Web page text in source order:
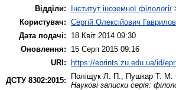
Відділи:
Інститут іноземної філології
Користувач: Сергій Олексійович
Дата подачі:
18 Квіт 2014 09:30
Оновлення:
15 Серп 2015 09:16
URI: https://eprints.zu.edu.ua/id/
ДСТУ 8302:2015:
Поліщук Л. П. Пушкар Т. М.
Наукові записки серія: